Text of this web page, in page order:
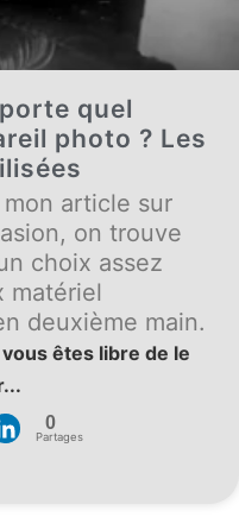
quel
photo ? Les
mon article sur
on trouve
choix assez
matériel
deuxième main.
êtes libre de le
0
Partages